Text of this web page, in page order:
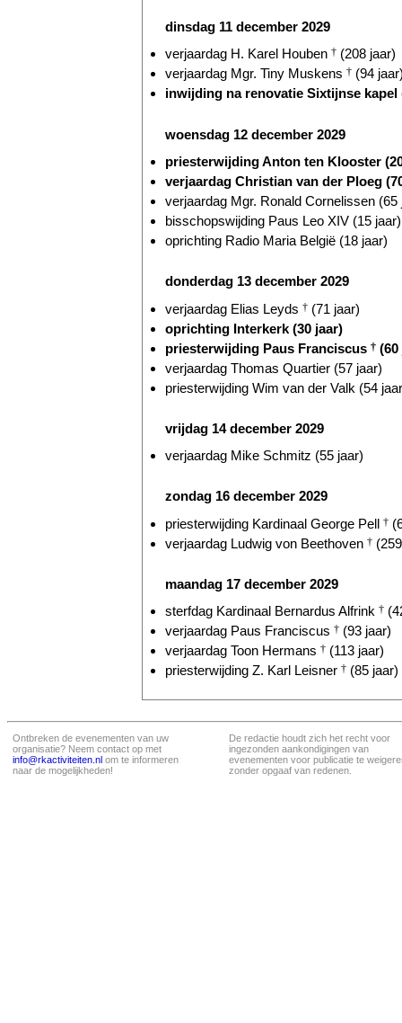
dinsdag 11 december 2029
verjaardag H. Karel Houben † (208 jaar)
verjaardag Mgr. Tiny Muskens † (94
inwijding na renovatie Sixtijnse kapel
woensdag 12 december 2029
priesterwijding Anton ten Klooster
verjaardag Christian van der Ploeg
verjaardag Mgr. Ronald Cornelissen (65
bisschopswijding Paus Leo XIV (15 jaar)
oprichting Radio Maria België (18 jaar)
donderdag 13 december 2029
verjaardag Elias Leyds † (71 jaar)
oprichting Interkerk (30 jaar)
priesterwijding Paus Franciscus † (60
verjaardag Thomas Quartier (57 jaar)
priesterwijding Wim van der Valk (54
vrijdag 14 december 2029
verjaardag Mike Schmitz (55 jaar)
zondag 16 december 2029
priesterwijding Kardinaal George Pell †
verjaardag Ludwig von Beethoven †
maandag 17 december 2029
sterfdag Kardinaal Bernardus Alfrink †
verjaardag Paus Franciscus † (93 jaar)
verjaardag Toon Hermans † (113 jaar)
priesterwijding Z. Karl Leisner † (85 jaar)
Ontbreken de evenementen van uw
organisatie? Neem contact op met
info@rkactiviteiten.nl om te informeren
naar de mogelijkheden!
De redactie houdt zich het recht voor
ingezonden aankondigingen van
evenementen voor publicatie te
zonder opgaaf van redenen.